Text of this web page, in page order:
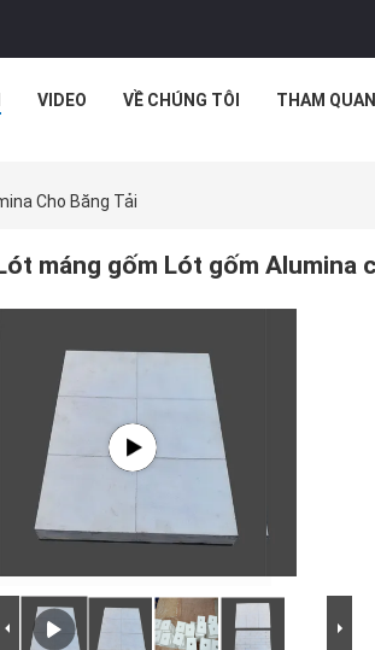
VIDEO VỀ CHÚNG TÔI THAM
Cho Băng Tải
máng gốm Lót gốm Alumina